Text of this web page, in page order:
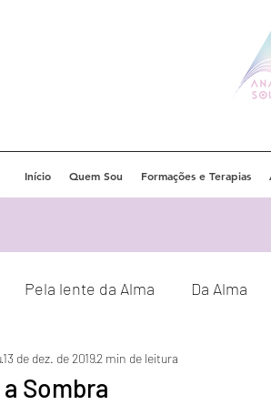
Início Quem Sou Formações e Terapias
Pela lente da Alma Da Alma
Eventos Orações
Sombra
13 de dez. de 20192 min de leitura